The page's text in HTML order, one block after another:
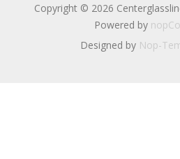
Copyright © 2026
Powered by
Designed by Nop-